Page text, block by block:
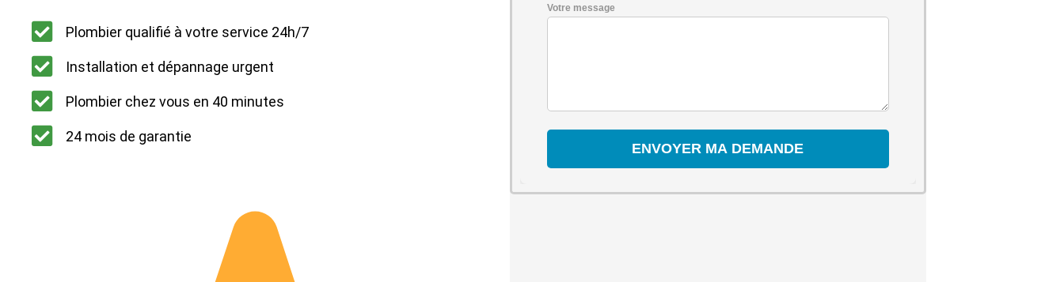
Plombier qualifié à votre service 24h/7
Installation et dépannage urgent
Plombier chez vous en 40 minutes
24 mois de garantie
Votre message